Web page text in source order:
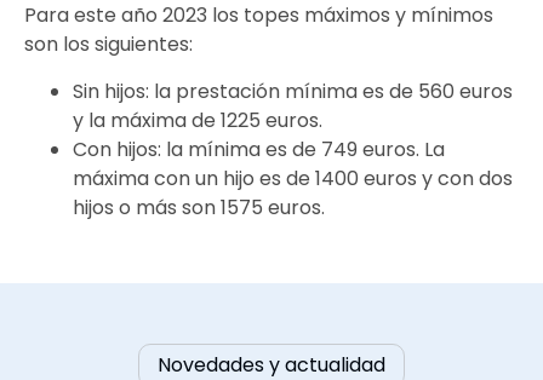
Para este año 2023 los topes máximos y mínimos
son los siguientes:
Sin hijos: la prestación mínima es de 560 euros
y la máxima de 1225 euros.
Con hijos: la mínima es de 749 euros. La
máxima con un hijo es de 1400 euros y con dos
hijos o más son 1575 euros.
Novedades y actualidad